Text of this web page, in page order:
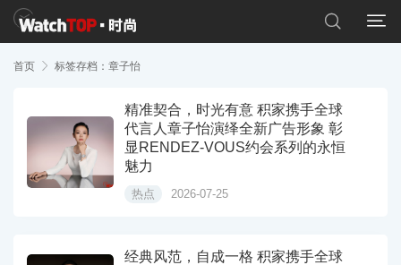


首页  标签存档：章子怡
精准契合，时光有意 积家携手全球
代言人章子怡演绎全新广告形象 彰
显RENDEZ-VOUS约会系列的永恒
魅力
热点 2026-07-25
经典风范，自成一格 积家携手全球